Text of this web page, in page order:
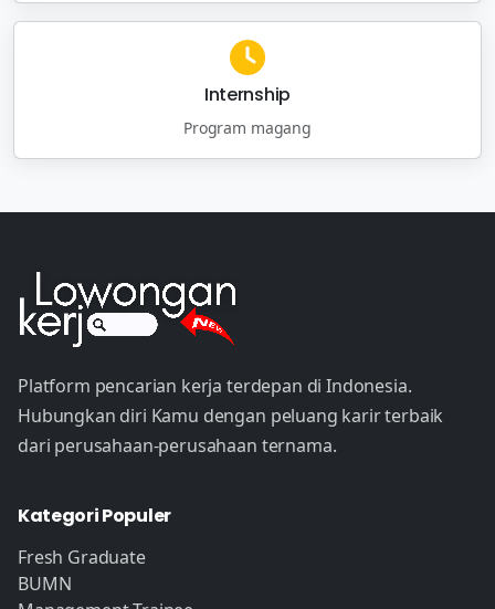
Internship
Program magang
Platform pencarian kerja terdepan di Indonesia.
Hubungkan diri Kamu dengan peluang karir terbaik
dari perusahaan-perusahaan ternama.
Kategori Populer
Fresh Graduate
BUMN